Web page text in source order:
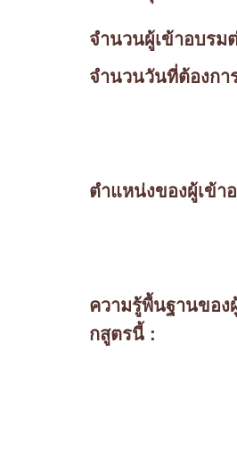
จำนวนผู้เข้าอบรม
จำนวนวันที่ต้องก
ตำแหน่งของผู้เข้า
ความรู้พื้นฐานของ
กสูตรนี้ :